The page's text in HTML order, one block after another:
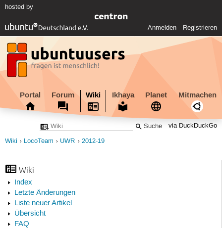
hosted by
Anmelden Registrieren
Portal Forum Wiki Ikhaya Planet Mitmachen
via DuckDuckGo
Wiki LocoTeam UWR 2012-19
Wiki
Index
Letzte Änderungen
Liste neuer Artikel
Übersicht
FAQ